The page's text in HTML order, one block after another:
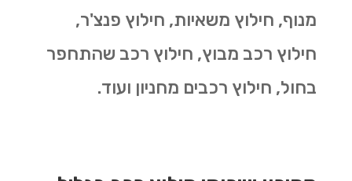
מנוף, חילוץ משאיות, חילוץ פנצ'ר,
חילוץ רכב מבוץ, חילוץ רכב שהתחפר
בחול, חילוץ רכבים מחניון ועוד.